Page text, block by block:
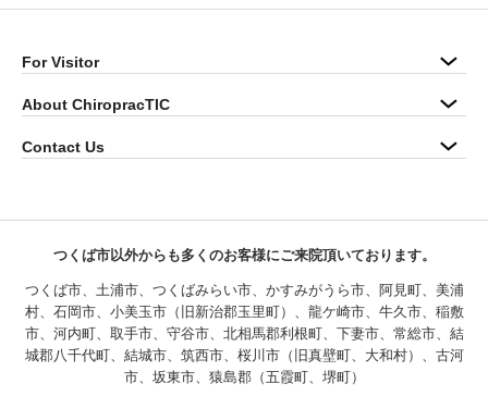
For Visitor
About ChiropracTIC
Contact Us
つくば市以外からも多くのお客様にご来院頂いております。
つくば市、土浦市、つくばみらい市、かすみがうら市、阿見町、美浦
村、石岡市、小美玉市（旧新治郡玉里町）、龍ケ崎市、牛久市、稲敷
市、河内町、取手市、守谷市、北相馬郡利根町、下妻市、常総市、結
城郡八千代町、結城市、筑西市、桜川市（旧真壁町、大和村）、古河
市、坂東市、猿島郡（五霞町、堺町）